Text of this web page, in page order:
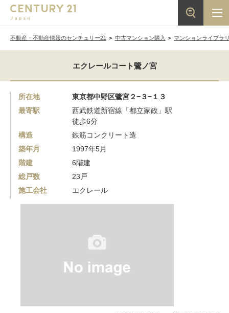
不動産・不動産情報のセンチュリー21 中古マンション購入 マンションライブラ
エクレールコート鷺ノ宮
所在地
東京都中野区鷺宮２−３−１３
最寄駅
西武鉄道新宿線「都立家政」駅
徒歩6分
構造
鉄筋コンクリート造
築年月
1997年5月
階建
6階建
総戸数
23戸
施工会社
エクレール